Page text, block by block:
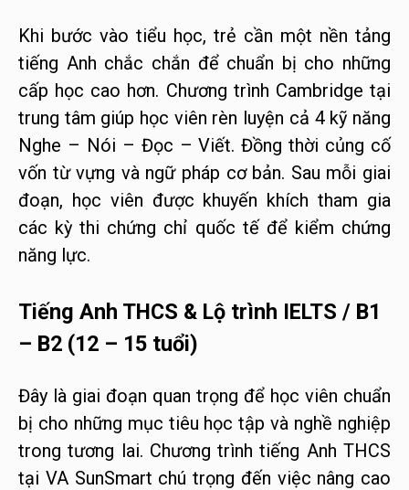
Khi bước vào tiểu học, trẻ cần một nền tảng
tiếng Anh chắc chắn để chuẩn bị cho những
cấp học cao hơn. Chương trình Cambridge tại
trung tâm giúp học viên rèn luyện cả 4 kỹ năng
Nghe – Nói – Đọc – Viết. Đồng thời củng cố
vốn từ vựng và ngữ pháp cơ bản. Sau mỗi giai
đoạn, học viên được khuyến khích tham gia
các kỳ thi chứng chỉ quốc tế để kiểm chứng
năng lực.
Tiếng Anh THCS & Lộ trình IELTS / B1
– B2 (12 – 15 tuổi)
Đây là giai đoạn quan trọng để học viên chuẩn
bị cho những mục tiêu học tập và nghề nghiệp
trong tương lai. Chương trình tiếng Anh THCS
tại VA SunSmart chú trọng đến việc nâng cao